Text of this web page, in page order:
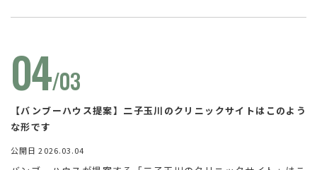
04/03
【バンブーハウス提案】二子玉川のクリニックサイトはこのよう
な形です
公開日 2026.03.04